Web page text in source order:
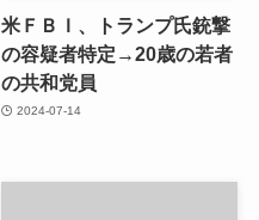
米ＦＢＩ、トランプ氏銃撃
の容疑者特定→20歳の若者
の共和党員
2024-07-14